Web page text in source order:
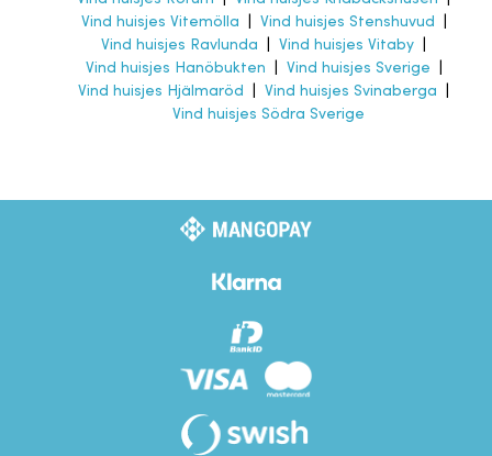
Vind huisjes Vitemölla
Vind huisjes Stenshuvud
Vind huisjes Ravlunda
Vind huisjes Vitaby
Vind huisjes Hanöbukten
Vind huisjes Sverige
Vind huisjes Hjälmaröd
Vind huisjes Svinaberga
Vind huisjes Södra Sverige